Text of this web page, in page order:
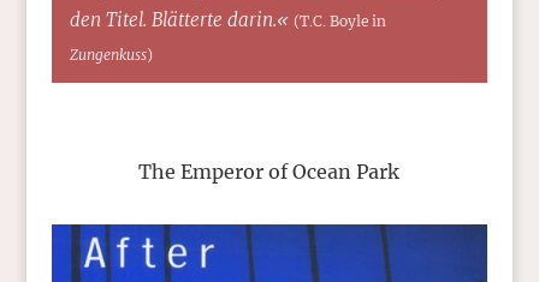
den Titel. Blätterte darin.« (T.C. Boyle in
Zungenkuss)
The Emperor of Ocean Park